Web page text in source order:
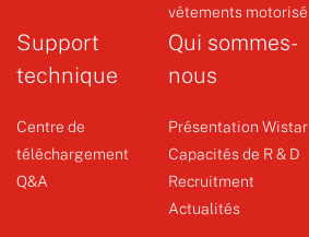
+
vêtements motorisé
Support
technique
Centre de
téléchargement
Q&A
Qui sommes-
nous
Présentation Wistar
Capacités de R & D
Recruitment
Actualités